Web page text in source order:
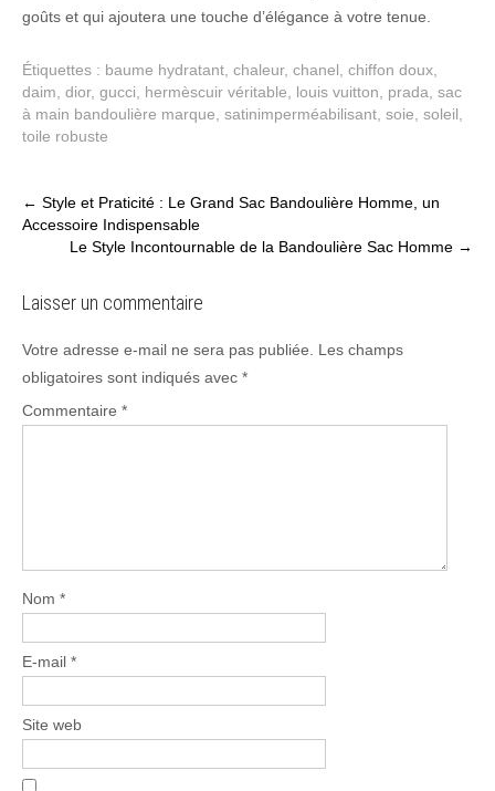
goûts et qui ajoutera une touche d’élégance à votre tenue.
Étiquettes : baume hydratant chaleur, chanel chiffon doux
daim dior, gucci hermèscuir véritable louis vuitton prada sac
à main bandoulière marque satinimperméabilisant soie soleil
toile robuste
Post
navigation
← Style et Praticité : Le Grand Sac Bandoulière Homme, un
Accessoire Indispensable
Le Style Incontournable de la Bandoulière Sac Homme →
Laisser un commentaire
Votre adresse e-mail ne sera pas publiée.
Les champs
obligatoires sont indiqués avec *
Commentaire *
Nom *
E-mail *
Site web